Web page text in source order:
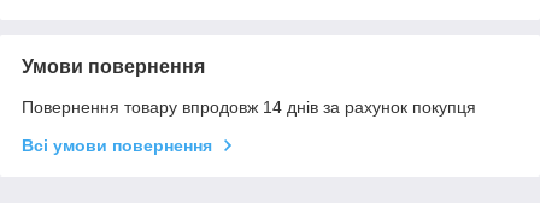
Умови повернення
Повернення товару впродовж 14 днів за рахунок покупця
Всі умови повернення